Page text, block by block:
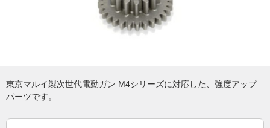
東京マルイ製次世代電動ガン M4シリーズに対応した、強度アップ
パーツです。